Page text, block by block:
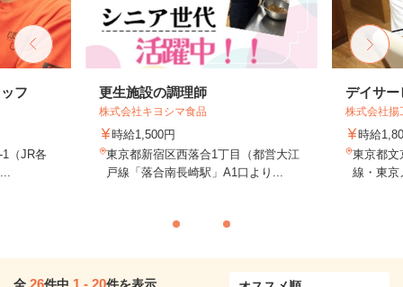
フ
（JR各
更生施設の調理師
株式会社キヨシマ食品
時給1,500円
東京都新宿区西落合1丁目（都営大江
戸線「落合南長崎駅」A1口より...
デイサー
株式会社揚
時給
東京都文
線・東京